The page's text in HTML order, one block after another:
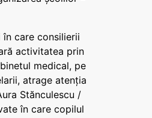
care consilierii
activitatea prin
medical, pe
atrage atenția
Stănculescu /
în care copilul